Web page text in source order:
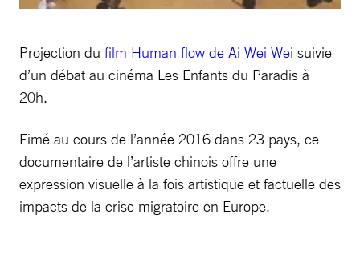
Projection du film Human flow de Ai Wei Wei suivie
d’un débat au cinéma Les Enfants du Paradis à
20h.
Fimé au cours de l’année 2016 dans 23 pays, ce
documentaire de l’artiste chinois offre une
expression visuelle à la fois artistique et factuelle des
impacts de la crise migratoire en Europe.